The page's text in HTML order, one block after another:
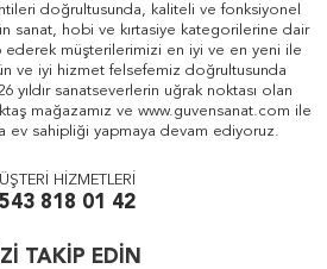
doğrultusunda, kaliteli ve fonksiyonel
sanat, hobi ve kırtasiye kategorilerine dair
ederek müşterilerimizi en iyi ve en yeni ile
ve iyi hizmet felsefemiz doğrultusunda
yıldır sanatseverlerin uğrak noktası olan
mağazamız ve www.guvensanat.com ile
ev sahipliği yapmaya devam ediyoruz.
HİZMETLERİ
818 01 42
TAKİP EDİN